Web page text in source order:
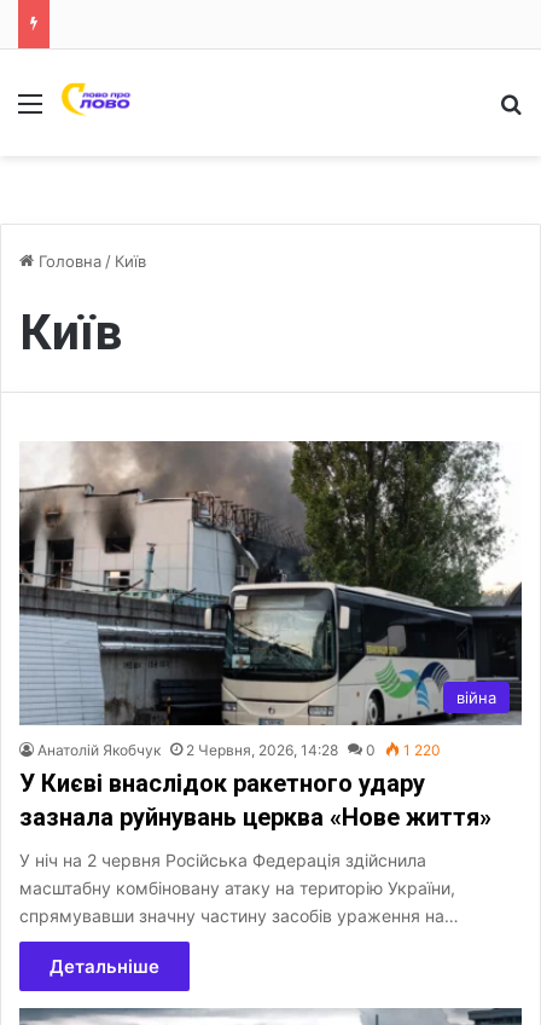
Меню
Головна / Київ
Київ
війна
Анатолій Якобчук 2 Червня, 2026, 14:28 0 1 220
У Києві внаслідок ракетного удару
зазнала руйнувань церква «Нове життя»
У ніч на 2 червня Російська Федерація здійснила
масштабну комбіновану атаку на територію України,
спрямувавши значну частину засобів ураження на…
Детальніше